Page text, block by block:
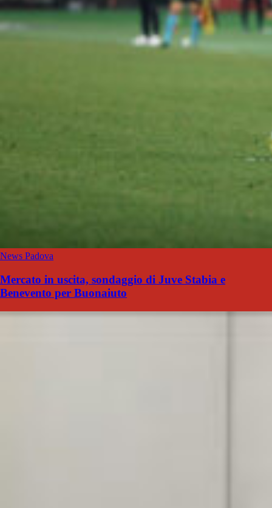
News Padova
Mercato in uscita, sondaggio di Juve Stabia e
Benevento per Buonaiuto